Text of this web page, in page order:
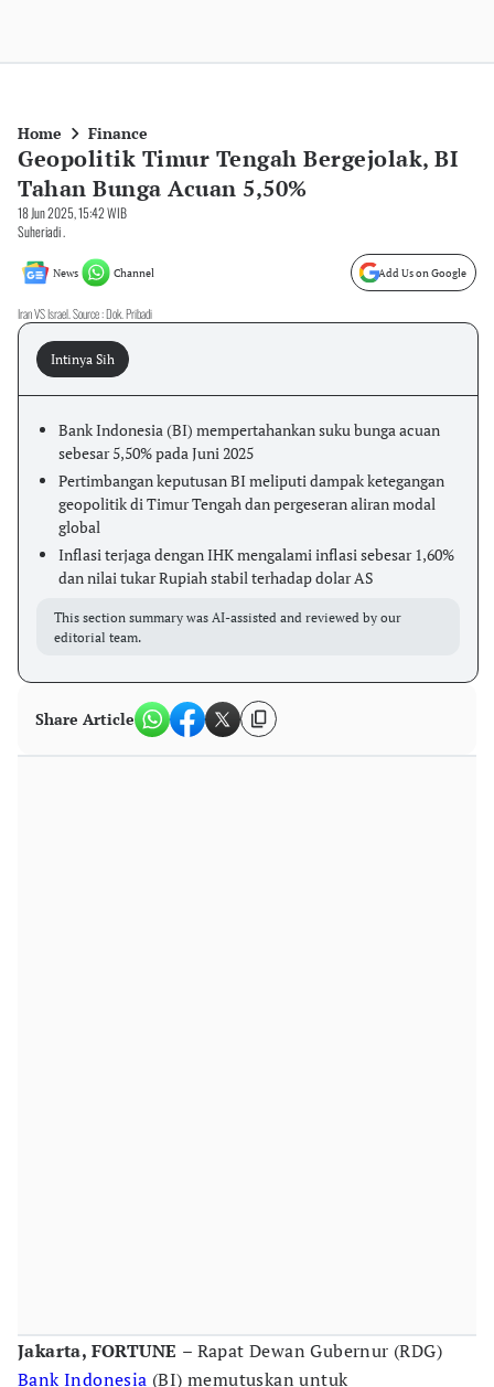
Home Finance
Geopolitik Timur Tengah Bergejolak, BI
Tahan Bunga Acuan 5,50%
18 Jun 2025, 15:42 WIB
Suheriadi .
News Channel Add Us on Google
Iran VS Israel. Source : Dok. Pribadi
Intinya Sih
Bank Indonesia (BI) mempertahankan suku bunga acuan
sebesar 5,50% pada Juni 2025
Pertimbangan keputusan BI meliputi dampak ketegangan
geopolitik di Timur Tengah dan pergeseran aliran modal
global
Inflasi terjaga dengan IHK mengalami inflasi sebesar 1,60%
dan nilai tukar Rupiah stabil terhadap dolar AS
This section summary was AI-assisted and reviewed by our
editorial team.
Share Article
Jakarta, FORTUNE – Rapat Dewan Gubernur (RDG)
Bank Indonesia (BI) memutuskan untuk